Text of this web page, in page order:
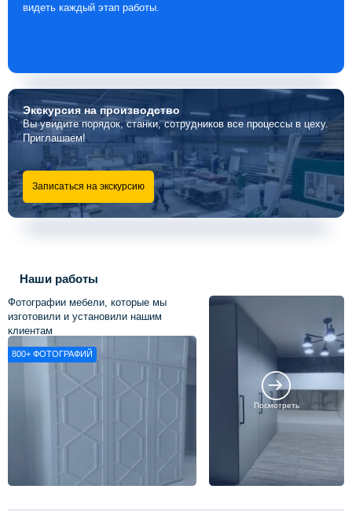
видеть каждый этап работы.
Экскурсияна производство
Вы увидите порядок, станки, сотрудников все процессы в цеху.
Приглашаем!
Записаться на экскурсию
Наши работы
Фотографии мебели, которые мы
изготовили и установили нашим
клиентам
800+ ФОТОГРАФИЙ
Посмотреть